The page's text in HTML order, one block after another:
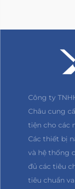
Công ty
Châu cung
tiện cho các
Các thiết bị
và hệ thống
đủ các tiêu
tiêu chuẩn